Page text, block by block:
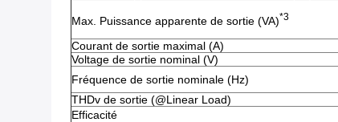
Max. Puissance apparente de sortie (VA)*3
Courant de sortie maximal (A)
Voltage de sortie nominal (V)
Fréquence de sortie nominale (Hz)
THDv de sortie (@Linear Load)
Efficacité